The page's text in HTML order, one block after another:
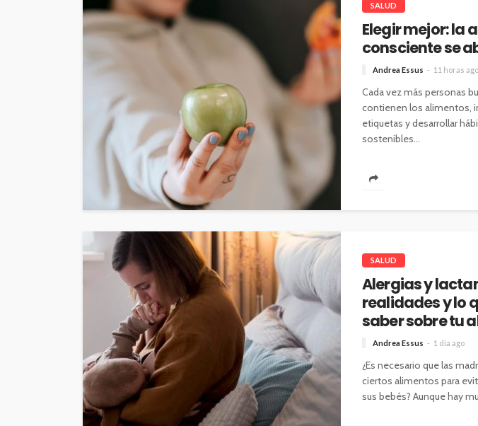
SALUD
Elegir mejor: la
consciente se
Andrea Essus 11 horas ago
Cada vez más personas
contienen los alimentos,
etiquetas y desarrollar
sostenibles...
SALUD
Alergias y
realidades y lo
saber sobre tu
Andrea Essus 1 día ago
¿Es necesario que las
ciertos alimentos para
sus bebés? Aunque hay